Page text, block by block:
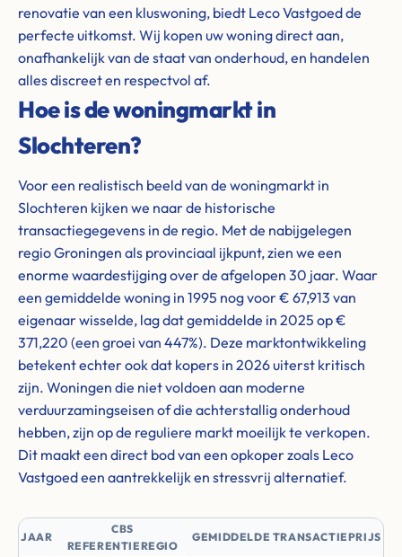
renovatie van een kluswoning, biedt Leco Vastgoed de
perfecte uitkomst. Wij kopen uw woning direct aan,
onafhankelijk van de staat van onderhoud, en handelen
alles discreet en respectvol af.
Hoe is de woningmarkt in
Slochteren?
Voor een realistisch beeld van de woningmarkt in
Slochteren kijken we naar de historische
transactiegegevens in de regio. Met de nabijgelegen
regio Groningen als provinciaal ijkpunt, zien we een
enorme waardestijging over de afgelopen 30 jaar. Waar
een gemiddelde woning in 1995 nog voor € 67,913 van
eigenaar wisselde, lag dat gemiddelde in 2025 op €
371,220 (een groei van 447%). Deze marktontwikkeling
betekent echter ook dat kopers in 2026 uiterst kritisch
zijn. Woningen die niet voldoen aan moderne
verduurzamingseisen of die achterstallig onderhoud
hebben, zijn op de reguliere markt moeilijk te verkopen.
Dit maakt een direct bod van een opkoper zoals Leco
Vastgoed een aantrekkelijk en stressvrij alternatief.
JAAR
CBS
REFERENTIEREGIO
GEMIDDELDE TRANSACTIEPRIJS